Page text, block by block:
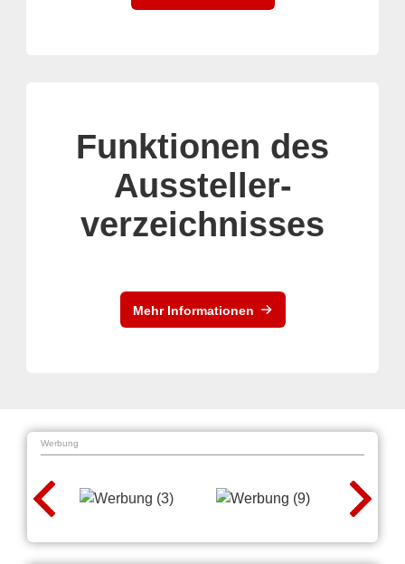
Funktionen des
Aussteller-
verzeichnisses
Mehr Informationen
Werbung